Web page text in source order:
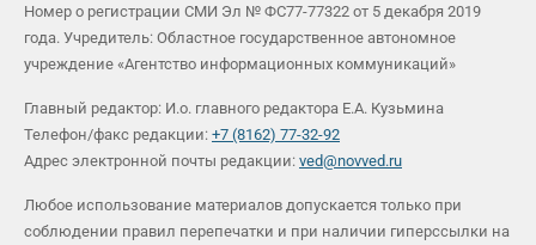
Номер о регистрации СМИ Эл № ФС77-77322 от 5 декабря 2019
года. Учредитель: Областное государственное автономное
учреждение «Агентство информационных коммуникаций»
Главный редактор: И.о. главного редактора Е.А. Кузьмина
Телефон/факс редакции: +7 (8162) 77-32-92
Адрес электронной почты редакции: ved@novved.ru
Любое использование материалов допускается только при
соблюдении правил перепечатки и при наличии гиперссылки на